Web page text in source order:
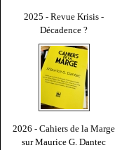
2025 - Revue Krisis -
Décadence ?
2026 - Cahiers de la Marge
sur Maurice G. Dantec